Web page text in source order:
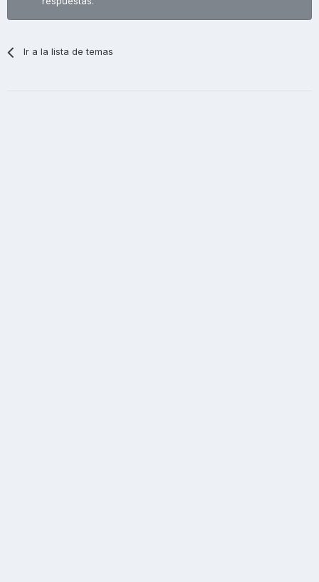
Ir a la lista de temas